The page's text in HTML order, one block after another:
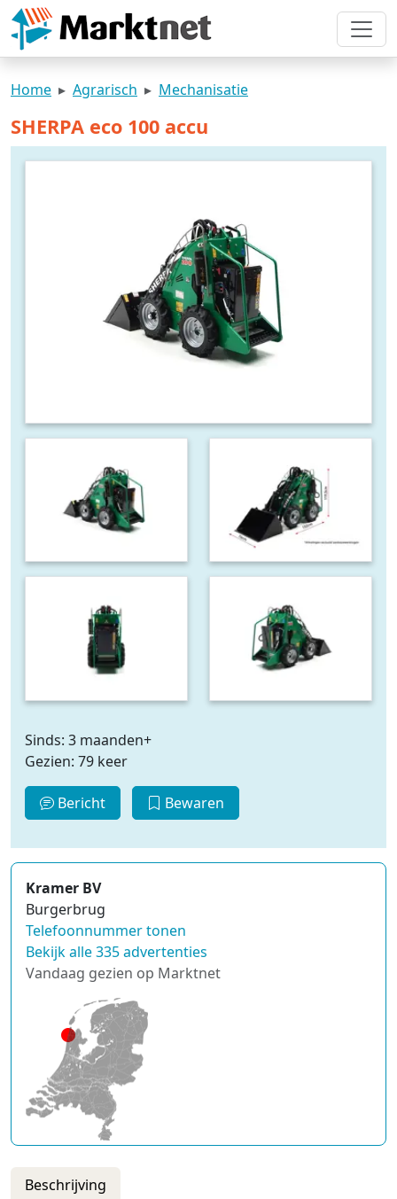
Home Agrarisch Mechanisatie
SHERPA eco 100 accu
Sinds: 3 maanden+
Gezien: 79 keer
Bericht Bewaren
Kramer BV
Burgerbrug
Telefoonnummer tonen
Bekijk alle 335 advertenties
Vandaag gezien op Marktnet
Beschrijving